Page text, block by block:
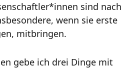
sind nach
wenn sie erste
mitbringen.
gebe ich drei Dinge mit